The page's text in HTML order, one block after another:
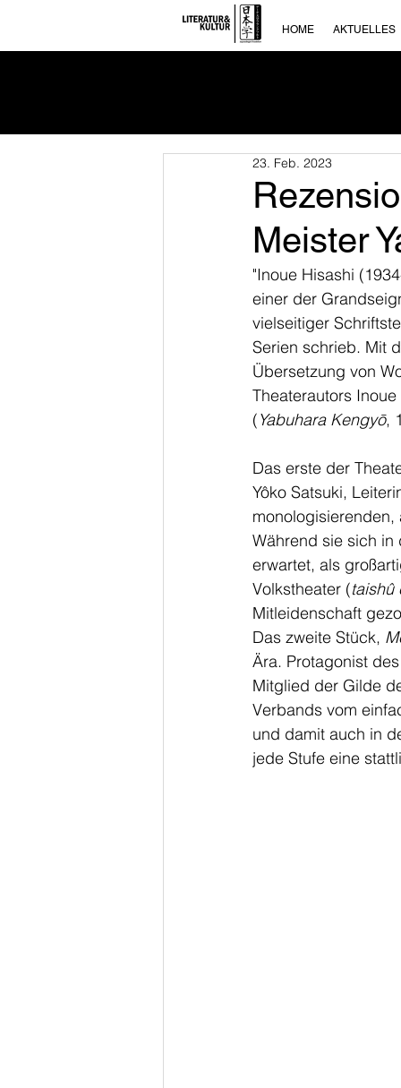
HOME AKTUELLES
Meister
23. Feb. 2023
"Inoue Hisashi
einer der
vielseitiger
Serien schrieb. Mit
Übersetzung von
Theaterautors
(Yabuhara Kengyō,
Das erste der
Yôko Satsuki,
Während sie sich
erwartet, als
Volkstheater (taishû
Mitleidenschaft
Das zweite Stück,
Ära. Protagonist
Mitglied der Gilde
Verbands vom
und damit auch in
jede Stufe eine